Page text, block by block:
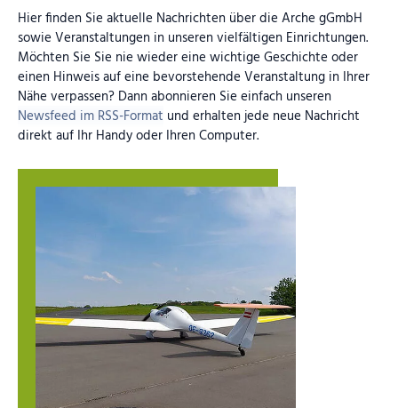
Hier finden Sie aktuelle Nachrichten über die Arche gGmbH
sowie Veranstaltungen in unseren vielfältigen Einrichtungen.
Möchten Sie Sie nie wieder eine wichtige Geschichte oder
einen Hinweis auf eine bevorstehende Veranstaltung in Ihrer
Nähe verpassen? Dann abonnieren Sie einfach unseren
Newsfeed im RSS-Format und erhalten jede neue Nachricht
direkt auf Ihr Handy oder Ihren Computer.